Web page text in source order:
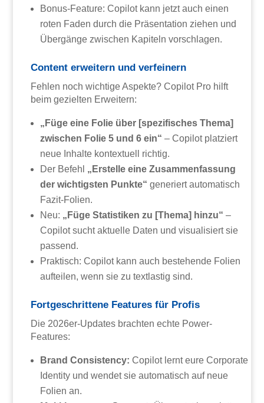
Bonus-Feature: Copilot kann jetzt auch einen
roten Faden durch die Präsentation ziehen und
Übergänge zwischen Kapiteln vorschlagen.
Content erweitern und verfeinern
Fehlen noch wichtige Aspekte? Copilot Pro hilft
beim gezielten Erweitern:
„Füge eine Folie über [spezifisches Thema]
zwischen Folie 5 und 6 ein“ – Copilot platziert
neue Inhalte kontextuell richtig.
Der Befehl „Erstelle eine Zusammenfassung
der wichtigsten Punkte“ generiert automatisch
Fazit-Folien.
Neu: „Füge Statistiken zu [Thema] hinzu“ –
Copilot sucht aktuelle Daten und visualisiert sie
passend.
Praktisch: Copilot kann auch bestehende Folien
aufteilen, wenn sie zu textlastig sind.
Fortgeschrittene Features für Profis
Die 2026er-Updates brachten echte Power-
Features:
Brand Consistency: Copilot lernt eure Corporate
Identity und wendet sie automatisch auf neue
Folien an.